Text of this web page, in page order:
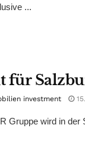
...
für
investment
Gruppe wird in